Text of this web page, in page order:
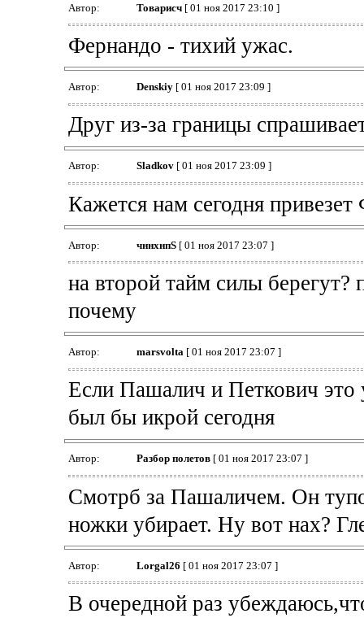
Автор: Товарисч[ 01 ноя 2017 23:10 ]
Фернандо - тихий ужас.
Автор: Denskiy[ 01 ноя 2017 23:09 ]
Друг из-за границы
Автор: Sladkov[ 01 ноя 2017 23:09 ]
Кажется нам сегодня
Автор: чннхнпS[ 01 ноя 2017 23:07 ]
на второй тайм силы
почему
Автор: marsvolta[ 01 ноя 2017 23:07 ]
Если Пашалич и Петкович это
был бы икрой сегодня
Автор: Разбор полетов[ 01 ноя 2017 23:07 ]
Смотрб за Пашаличем. Он тупо
ножки убирает. Ну вот нах?
Автор: Lorgal26 [ 01 ноя 2017 23:07 ]
В очередной раз